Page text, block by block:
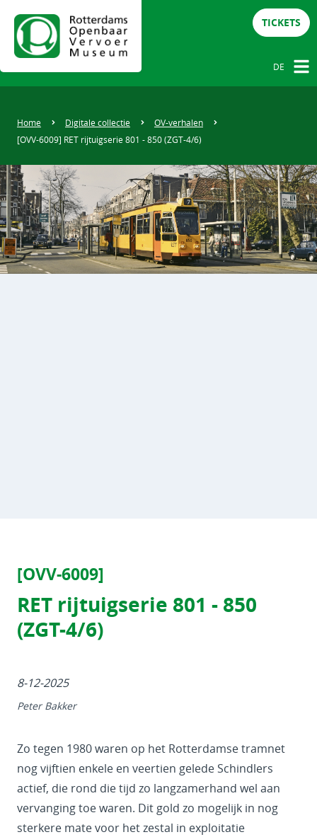
TICKETS
DE
Home Digitale collectie
OV-verhalen
[OVV-6009] RET rijtuigserie 801 - 850 (ZGT-4/6)
[OVV-6009]
RET rijtuigserie 801 - 850
(ZGT-4/6)
8-12-2025
Peter Bakker
Zo tegen 1980 waren op het Rotterdamse tramnet
nog vijftien enkele en veertien gelede Schindlers
actief, die rond die tijd zo langzamerhand wel aan
vervanging toe waren. Dit gold zo mogelijk in nog
sterkere mate voor het zestal in exploitatie